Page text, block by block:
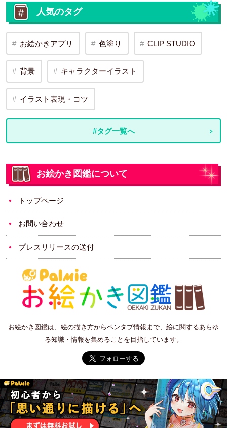
人気のタグ
お絵かきアプリ 色塗り CLIP STUDIO
背景 キャラクターイラスト
イラスト表現・コツ
#タグ一覧へ
お絵かき図鑑について
トップページ
お問い合わせ
プレスリリースの送付
お絵かき図鑑は、絵の描き方からペンタブ情報まで、絵に関するあらゆ
る知識・情報を集めることを目指しています。